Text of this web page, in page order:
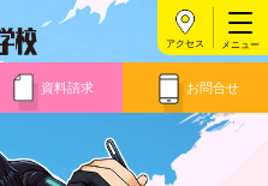
資料請求 お問合せ
アクセス